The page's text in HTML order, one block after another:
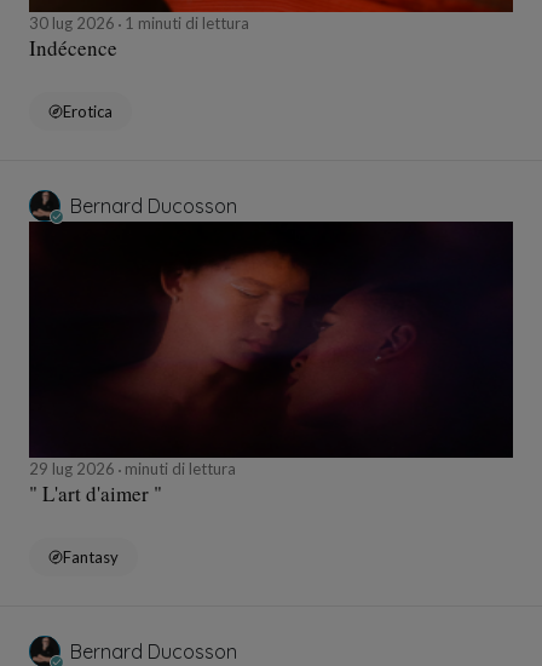
30 lug 2026 1 minuti di lettura
Indécence
Erotica
Bernard Ducosson
29 lug 2026 minuti di lettura
" L'art d'aimer "
Fantasy
Bernard Ducosson